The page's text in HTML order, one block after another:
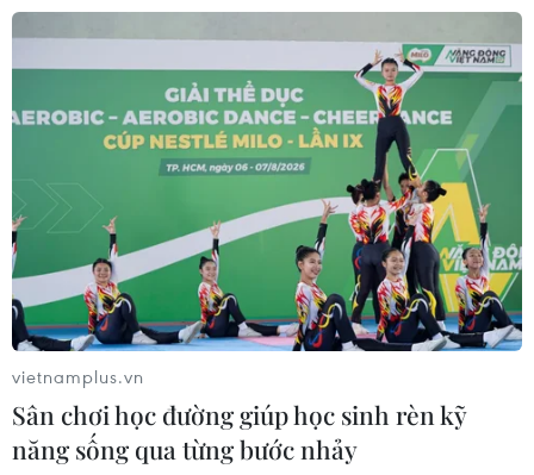
Cựu Tổng thống Bolivia sẵn sàng trở về
nước nếu được yêu cầu
13/11/2019 23:35
Ngày 13/11, cựu Tổng thống Bolivia Evo Morales tuyên
bố sẵn sàng quay trở về nước để tham gia bình ổn đất
nước nếu người dân Bolivia yêu cầu
vietnamplus.vn
Sân chơi học đường giúp học sinh rèn kỹ
năng sống qua từng bước nhảy